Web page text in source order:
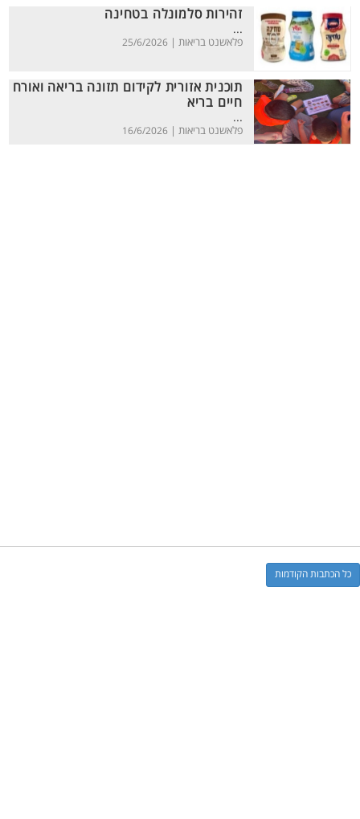
זהירות סלמונלה בטחינה
...
פלאשנט בריאות | 25/6/2026
תוכנית אזורית לקידום תזונה בריאה ואורח
חיים בריא
...
פלאשנט בריאות | 16/6/2026
כל הכתבות הקודמות